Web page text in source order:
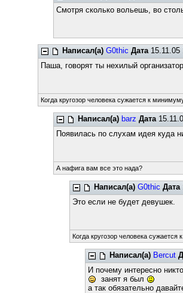
Смотря сколько вольешь, во
Написал(а) G0thic Дата15.11.05
Паша, говорят ты нехилый
Когда кругозор человека сужается к
Написал(а) barz Дата
Появилась по слухам идея куда
А нафига вам все это нада?
Написал(а) G0thic Дата
Это если не будет девушек.
Когда кругозор человека
Написал(а) Bercut
И почему интересно
занят я был
а так обязательно